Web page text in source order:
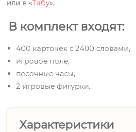
или в «Табу».
В комплект входят:
400 карточек с 2400 словами,
игровое поле,
песочные часы,
2 игровые фигурки.
Характеристики